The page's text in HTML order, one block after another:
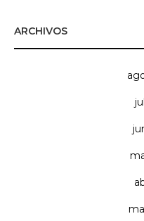
ARCHIVOS